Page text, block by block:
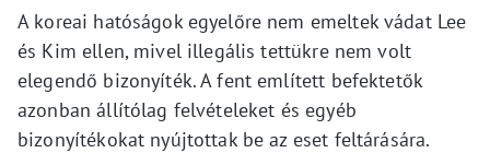
A koreai hatóságok egyelőre nem emeltek vádat Lee
és Kim ellen, mivel illegális tettükre nem volt
elegendő bizonyíték. A fent említett befektetők
azonban állítólag felvételeket és egyéb
bizonyítékokat nyújtottak be az eset feltárására.